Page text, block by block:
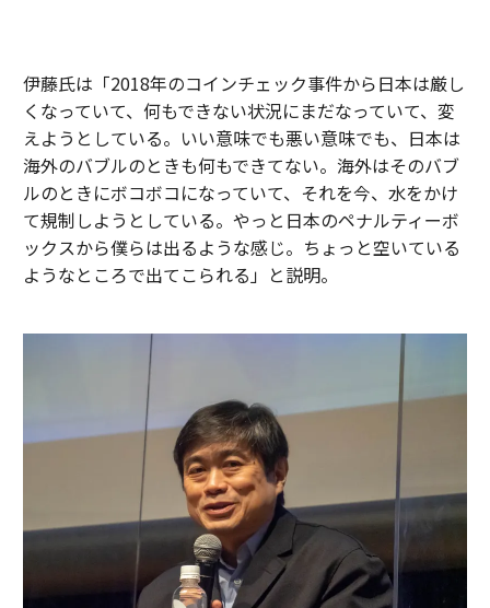
伊藤氏は「2018年のコインチェック事件から日本は厳し
くなっていて、何もできない状況にまだなっていて、変
えようとしている。いい意味でも悪い意味でも、日本は
海外のバブルのときも何もできてない。海外はそのバブ
ルのときにボコボコになっていて、それを今、水をかけ
て規制しようとしている。やっと日本のペナルティーボ
ックスから僕らは出るような感じ。ちょっと空いている
ようなところで出てこられる」と説明。